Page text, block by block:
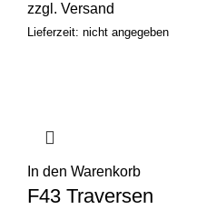
zzgl. Versand
Lieferzeit: nicht angegeben
In den Warenkorb
F43 Traversen